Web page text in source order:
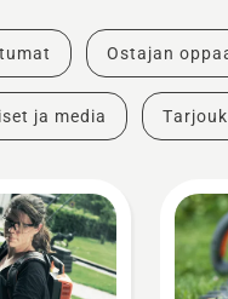
Ostajan
ja media